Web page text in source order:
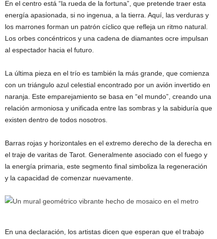
En el centro está “la rueda de la fortuna”, que pretende traer esta
energía apasionada, si no ingenua, a la tierra. Aquí, las verduras y
los marrones forman un patrón cíclico que refleja un ritmo natural.
Los orbes concéntricos y una cadena de diamantes ocre impulsan
al espectador hacia el futuro.
La última pieza en el trío es también la más grande, que comienza
con un triángulo azul celestial encontrado por un avión invertido en
naranja. Este emparejamiento se basa en “el mundo”, creando una
relación armoniosa y unificada entre las sombras y la sabiduría que
existen dentro de todos nosotros.
Barras rojas y horizontales en el extremo derecho de la derecha en
el traje de varitas de Tarot. Generalmente asociado con el fuego y
la energía primaria, este segmento final simboliza la regeneración
y la capacidad de comenzar nuevamente.
En una declaración, los artistas dicen que esperan que el trabajo